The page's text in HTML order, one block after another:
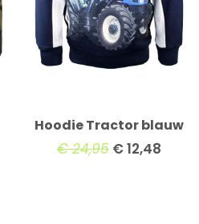
Hoodie Tractor blauw
€24,95 €12,48